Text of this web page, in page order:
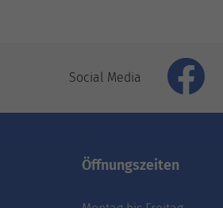
Social Media
Öffnungszeiten